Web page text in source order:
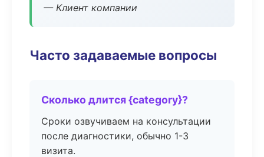
— Клиент компании
Часто задаваемые вопросы
Сколько длится {category}?
Сроки озвучиваем на консультации
после диагностики, обычно 1-3
визита.